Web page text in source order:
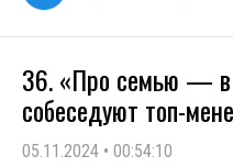
36. «Про семью — в
собеседуют топ-
05.11.2024 • 00:54:10